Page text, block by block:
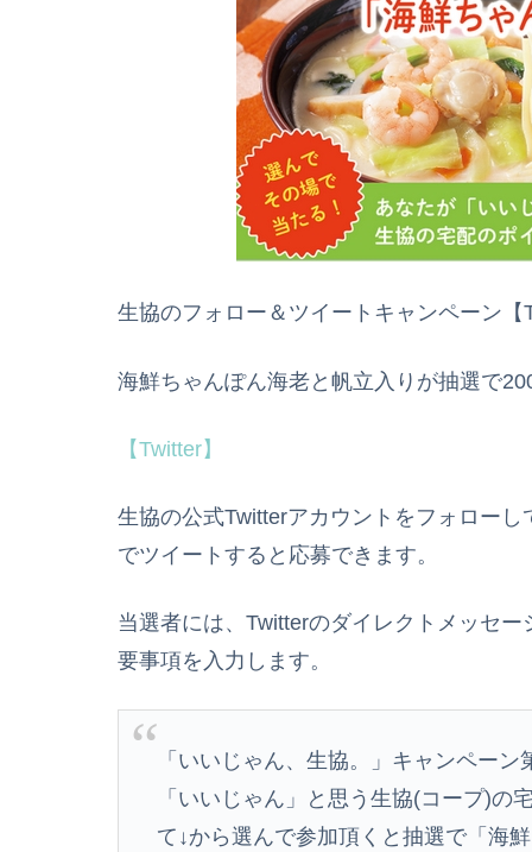
生協のフォロー＆ツイートキャンペーン【
海鮮ちゃんぽん海老と帆立入りが抽選で
【Twitter】
生協の公式Twitterアカウントをフォロー
でツイートすると応募できます。
当選者には、Twitterのダイレクトメッセ
要事項を入力します。
「いいじゃん、生協。」キャンペーン
「いいじゃん」と思う生協(コープ)の
て↓から選んで参加頂くと抽選で「海